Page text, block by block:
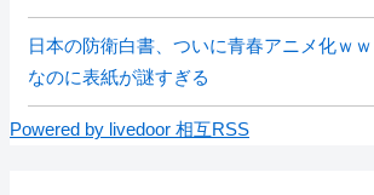
日本の防衛白書、ついに青春アニメ化ｗ
なのに表紙が謎すぎる
Powered by livedoor 相互RSS